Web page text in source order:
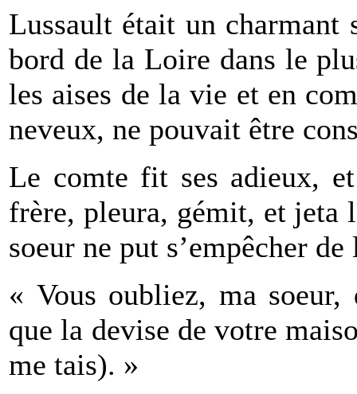
Lussault était un charmant
bord de la Loire dans le
les aises de la vie et en
neveux, ne pouvait être
Le comte fit ses adieux,
frère, pleura, gémit, et jeta
soeur ne put s’empêcher
« Vous oubliez, ma
que la devise de votre
me tais). »